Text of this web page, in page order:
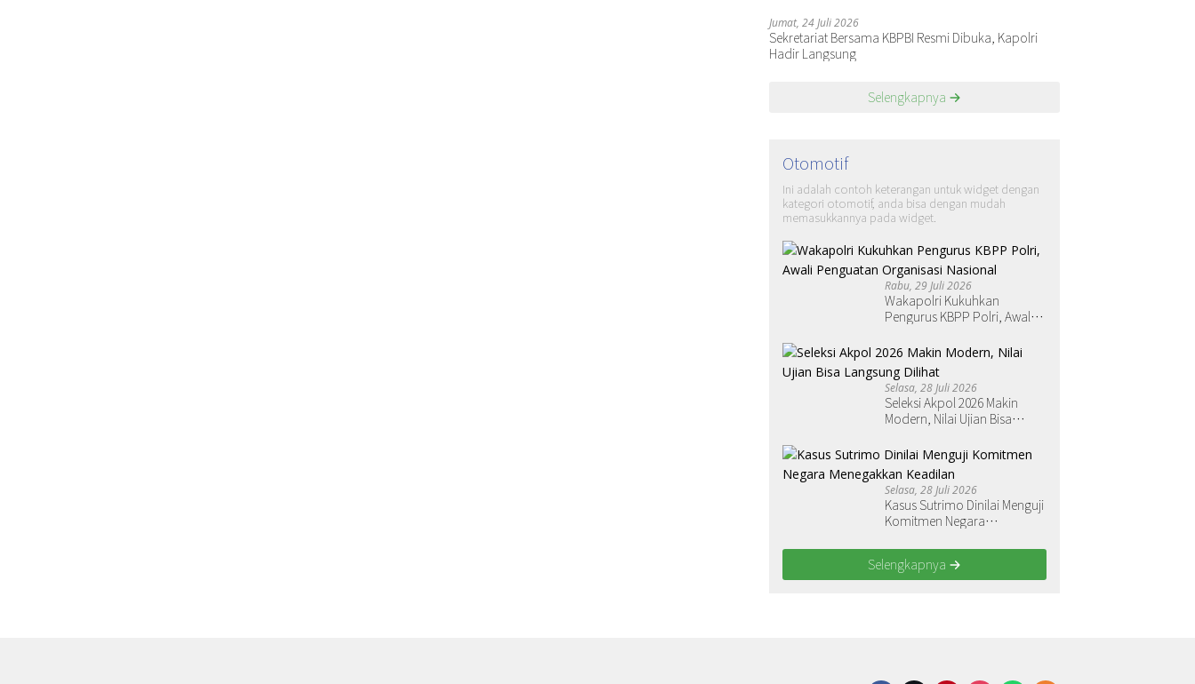
Jumat, 24 Juli 2026
Sekretariat Bersama KBPBI Resmi Dibuka, Kapolri
Hadir Langsung
Selengkapnya
Otomotif
Ini adalah contoh keterangan untuk widget dengan
kategori otomotif, anda bisa dengan mudah
memasukkannya pada widget.
Rabu, 29 Juli 2026
Wakapolri Kukuhkan
Pengurus KBPP Polri, Awali
Nasional
Selasa, 28 Juli 2026
Seleksi Akpol 2026 Makin
Modern, Nilai Ujian Bisa
Selasa, 28 Juli 2026
Kasus Sutrimo Dinilai Menguji
Komitmen Negara
Selengkapnya